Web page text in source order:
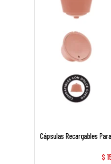
Cápsulas Recargables
$